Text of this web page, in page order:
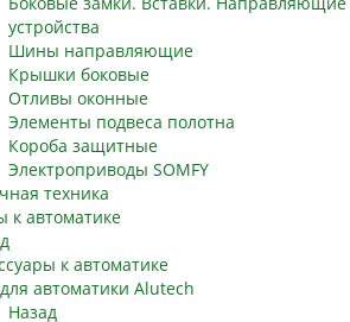
устройства
Шины направляющие
Крышки боковые
Отливы оконные
Элементы подвеса полотна
Короба защитные
Электроприводы SOMFY
техника
к автоматике
к автоматике
автоматики Alutech
Назад